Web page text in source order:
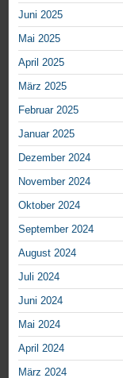
Juni 2025
Mai 2025
April 2025
März 2025
Februar 2025
Januar 2025
Dezember 2024
November 2024
Oktober 2024
September 2024
August 2024
Juli 2024
Juni 2024
Mai 2024
April 2024
März 2024